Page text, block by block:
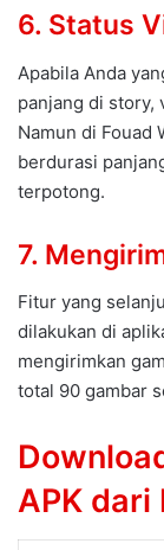
6. Status
Apabila Anda
panjang di story,
Namun di Fouad
berdurasi
terpotong.
7.
Fitur yang
dilakukan di
mengirimkan
total 90 gambar
APK dari